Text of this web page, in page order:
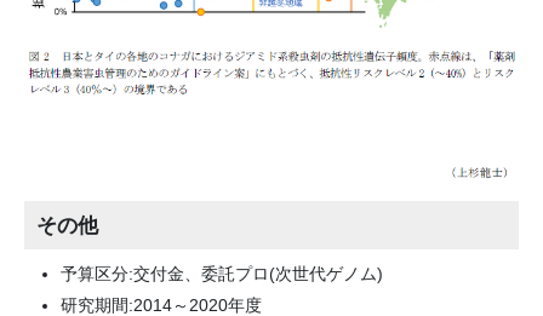
その他
予算区分:交付金、委託プロ(次世代ゲノム)
研究期間:2014～2020年度